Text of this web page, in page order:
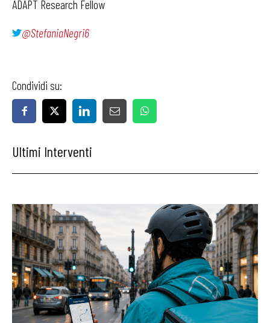
ADAPT Research Fellow
@StefaniaNegri6
Condividi su:
Ultimi Interventi